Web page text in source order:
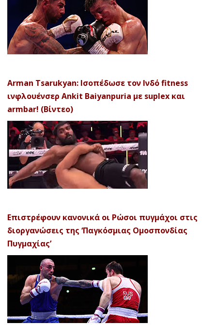
Arman Tsarukyan: Ισοπέδωσε τον Ινδό fitness
ινφλουένσερ Ankit Baiyanpuria με suplex και
armbar! (Βίντεο)
Επιστρέφουν κανονικά οι Ρώσοι πυγμάχοι στις
διοργανώσεις της ‘Παγκόσμιας Ομοσπονδίας
Πυγμαχίας’